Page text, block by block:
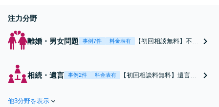
注力分野
離婚・男女問題 事例7件 料金表有
【初回相談無料】不倫
がモットー。年間1000
相続・遺言 事例2件 料金表有
【初回相談料無料】遺言者
他3分野を表示